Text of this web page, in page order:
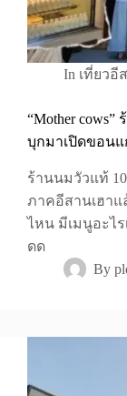
In เที่ยวอี
“Mother
บุกมาเปิดขอนแ
ร้านนมวัวแท้
ภาคอีสานเฮาแ
ไหน มีเมนูอะไ
ดด
By